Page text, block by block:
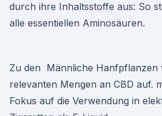
durch ihre Inhaltsstoffe aus: So
alle essentiellen Aminosäuren.
Zu den Männliche Hanfpflanzen
relevanten Mengen an CBD auf.
Fokus auf die Verwendung in